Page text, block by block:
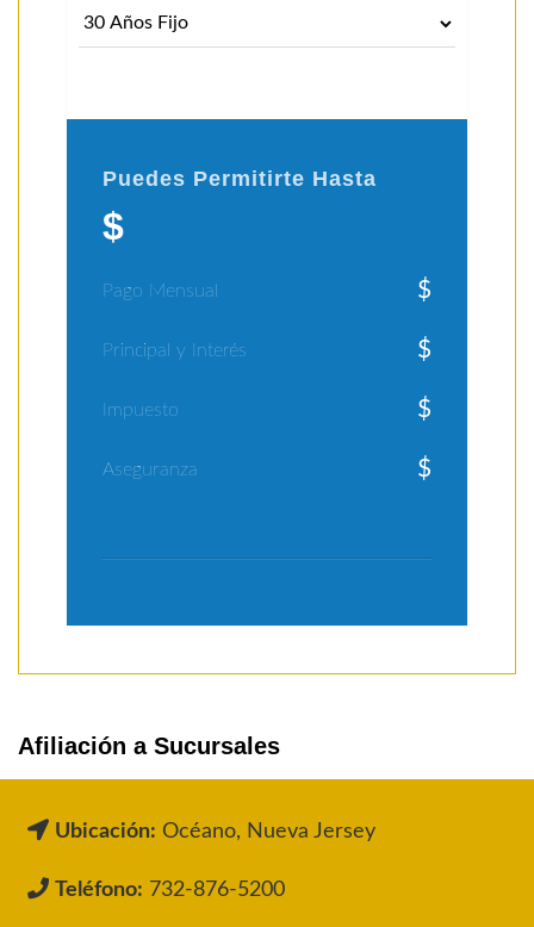
Puedes Permitirte Hasta
$
Pago Mensual $
Principal y Interés $
Impuesto $
Aseguranza $
Afiliación a Sucursales
Ubicación: Océano, Nueva Jersey
Teléfono: 732-876-5200